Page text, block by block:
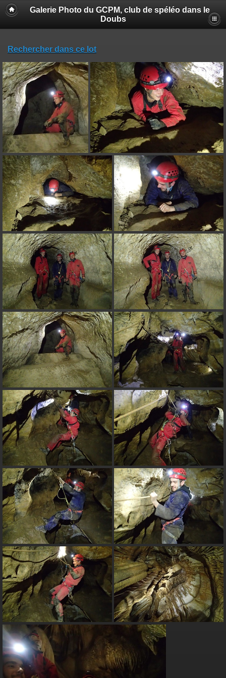
Galerie Photo du GCPM, club de spéléo dans le
Doubs
Rechercher dans ce lot